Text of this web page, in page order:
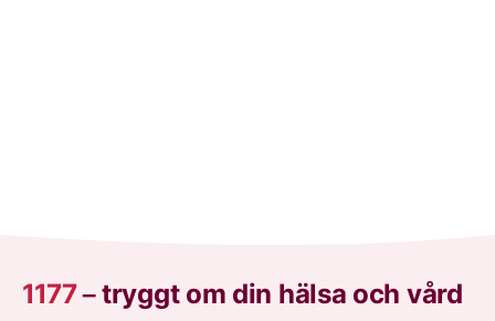
1177–tryggt om din hälsa och vård